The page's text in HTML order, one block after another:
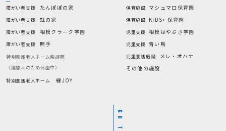
障がい者支援 たんぽぽの家
障がい者支援 虹の家
障がい者支援 相模クラーク学園
障がい者支援 照手
特別養護老人ホーム柴胡苑
（建替えのため休園中）
特別養護老人ホーム
縁JOY
保育施設 マシュマロ保育園
保育施設 KIDS+ 保育園
児童支援 相模はやぶさ学園
児童支援 青い鳥
児童養護施設
メレ・オハナ
その他の施設